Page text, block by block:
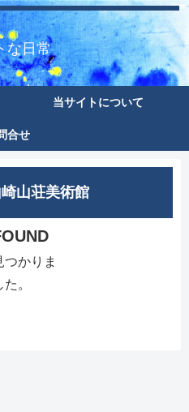
な日常
当サイトについて
合せ
山荘美術館
つかりま
。